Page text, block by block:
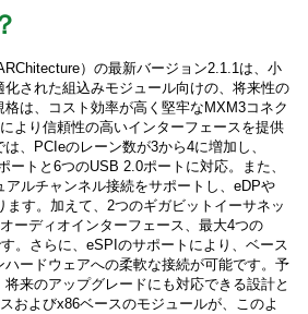
）の最新バージョン2.1.1は、小
された組込みモジュール向けの、将来性の
は、コスト効率が高く堅牢なMXM3コネク
より信頼性の高いインターフェースを提供
、PCIeのレーン数が3から4に増加し、
ートと6つのUSB 2.0ポートに対応。また、
アルチャンネル接続をサポートし、eDPや
ます。加えて、2つのギガビットイーサネッ
ーディオインターフェース、最大4つの
。さらに、eSPIのサポートにより、ベース
ードウェアへの柔軟な接続が可能です。予
来のアップグレードにも対応できる設計と
およびx86ベースのモジュールが、このよ